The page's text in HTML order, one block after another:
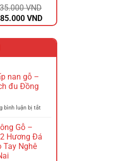
VND
VND.
VNDGiá
hiện
tại
1.885.000 VND.
nan gỗ –
đu Đồng
bình luận bị tắtở
nan
gỗ
Gỗ –
Hương Đá
Tay Nghê